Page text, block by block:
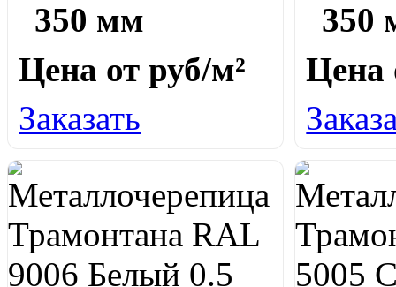
350 мм
Цена от руб/м²
Заказать
350
Цена